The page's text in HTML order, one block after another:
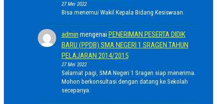
27 Mei 2022
Bisa menemui Wakil Kepala Bidang Kesiswaan.
admin mengenai PENERIMAN PESERTA DIDIK
BARU (PPDB) SMA NEGERI 1 SRAGEN TAHUN
PELAJARAN 2014/2015
27 Mei 2022
Selamat pagi, SMA Negeri 1 Sragen siap menerima.
Mohon berkonsultasi dengan datang ke Sekolah
secepanya.